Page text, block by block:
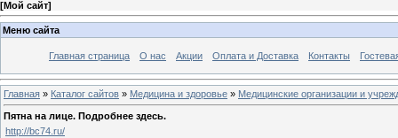
[Мой сайт]
Меню сайта
Главная страница О нас Акции Оплата и Доставка Контакты
Главная » Каталог сайтов » Медицина и здоровье » Медицинские организации и
Пятна на лице. Подробнее здесь.
http://bc74.ru/